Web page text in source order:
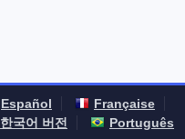
Español
Française
한국어 버전 Português